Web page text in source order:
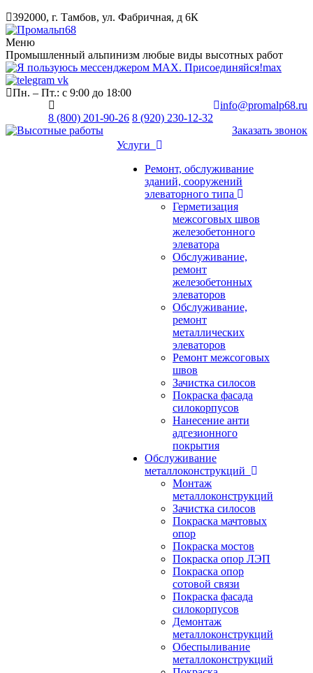
392000, г. Тамбов, ул. Фабричная, д 6К
Меню
Промышленный альпинизм любые виды высотных работ
max
vk
Пн. – Пт.: с 9:00 до 18:00
info@promalp68.ru
8 (800) 201-90-26 8 (920) 230-12-32
Заказать звонок
Услуги
Ремонт, обслуживание
зданий, сооружений
элеваторного типа
Герметизация
межсоговых швов
железобетонного
элеватора
Обслуживание,
ремонт
железобетонных
элеваторов
Обслуживание,
ремонт
металлических
элеваторов
Ремонт межсоговых
швов
Зачистка силосов
Покраска фасада
силокорпусов
Нанесение анти
адгезионного
покрытия
Обслуживание
металлоконструкций
Монтаж
металлоконструкций
Зачистка силосов
Покраска мачтовых
опор
Покраска мостов
Покраска опор ЛЭП
Покраска опор
сотовой связи
Покраска фасада
силокорпусов
Демонтаж
металлоконструкций
Обеспыливание
металлоконструкций